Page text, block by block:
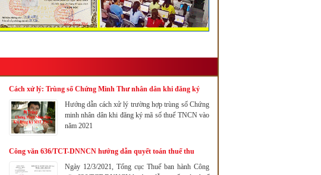
Cách xử lý: Trùng số Chứng Minh Thư nhân dân khi đăng ký
Hướng dẫn cách xử lý trường hợp trùng số Chứng
minh nhân dân khi đăng ký mã số thuế TNCN vào
năm 2021
Công văn 636/TCT-DNNCN hướng dẫn quyết toán thuế thu
Ngày 12/3/2021, Tổng cục Thuế ban hành Công